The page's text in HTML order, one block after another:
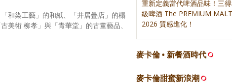
和染工藝」的和紙、「井居疊店」的榻
美術 柳孝」與「青華堂」的古董藝品、
重新定義當代啤酒品味！三
級啤酒 The PREMIUM
2026 質感進化！
麥卡倫 • 新餐酒時代
麥卡倫甜蜜新浪潮